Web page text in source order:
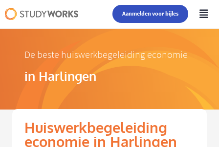
Aanmelden voor bijles
De beste huiswerkbegeleiding economie
in Harlingen
Huiswerkbegeleiding
economie in Harlingen